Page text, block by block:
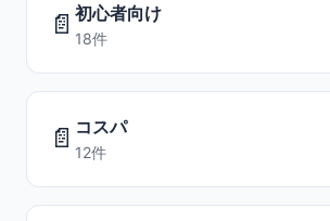
📄 初心者向け
18件
📄 コスパ
12件